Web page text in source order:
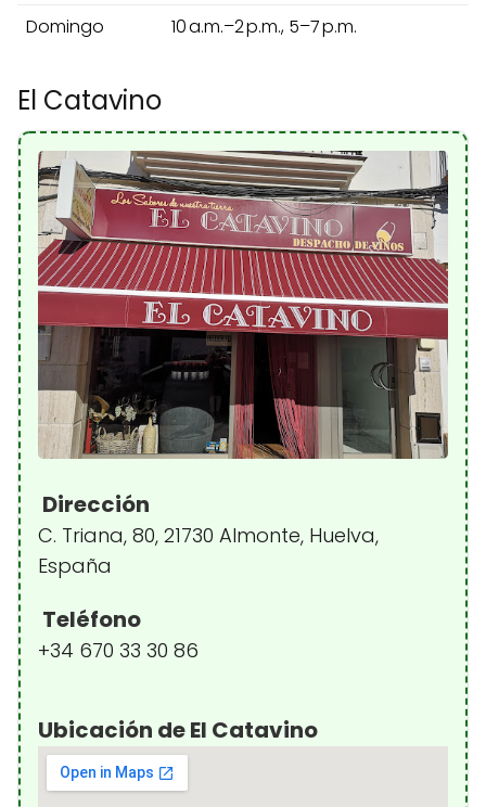
Domingo 10 a.m.–2 p.m., 5–7 p.m.
El Catavino
Dirección
C. Triana, 80, 21730 Almonte, Huelva,
España
Teléfono
+34 670 33 30 86
Ubicación de El Catavino